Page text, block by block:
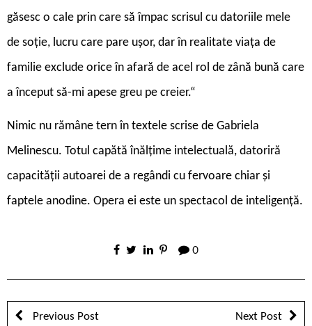
găsesc o cale prin care să împac scrisul cu datoriile mele
de soție, lucru care pare ușor, dar în realitate viața de
familie exclude orice în afară de acel rol de zână bună care
a început să-mi apese greu pe creier.“
Nimic nu rămâne tern în textele scrise de Gabriela
Melinescu. Totul capătă înălțime intelectuală, datoriră
capacității autoarei de a regândi cu fervoare chiar și
faptele anodine. Opera ei este un spectacol de inteligență.
0
Previous Post Next Post